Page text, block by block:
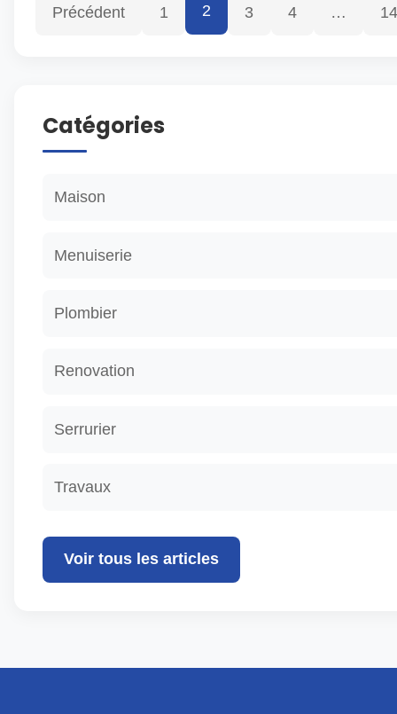
Précédent 1 2 3 4 …
Catégories
Maison
Menuiserie
Plombier
Renovation
Serrurier
Travaux
Voir tous les articles